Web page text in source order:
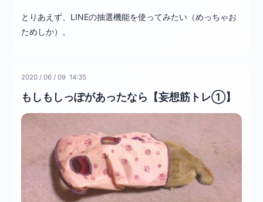
とりあえず、LINEの抽選機能を使ってみたい（めっちゃお
ためしか）。
2020 /06 /09 14:35
もしもしっぽがあったなら【妄想筋トレ①】